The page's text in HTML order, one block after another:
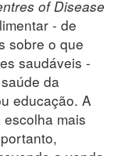
of Disease
- de
sobre o que
saudáveis ​​-
da
educação. A
mais